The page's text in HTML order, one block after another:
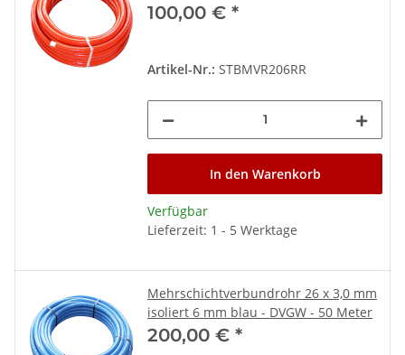
100,00 € *
Artikel-Nr.: STBMVR206RR
In den Warenkorb
Verfügbar
Lieferzeit: 1 - 5 Werktage
Mehrschichtverbundrohr 26 x 3,0 mm
isoliert 6 mm blau - DVGW - 50 Meter
200,00 € *